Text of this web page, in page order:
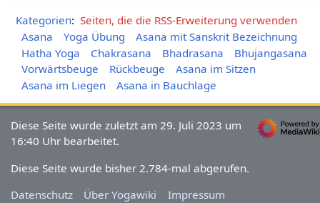
Kategorien: Seiten, die die RSS-Erweiterung verwenden
Asana
Yoga Übung
Asana mit Sanskrit Bezeichnung
Hatha Yoga
Chakrasana Bhadrasana
Bhujangasana
Vorwärtsbeuge
Rückbeuge
Asana im Sitzen
Asana im Liegen
Asana in Bauchlage
Diese Seite wurde zuletzt am 29. Juli 2023 um
16:40 Uhr bearbeitet.
Diese Seite wurde bisher 2.784-mal abgerufen.
Datenschutz
Über Yogawiki Impressum